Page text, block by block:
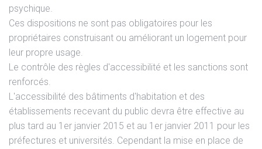
psychique.
Ces dispositions ne sont pas obligatoires pour les
propriétaires construisant ou améliorant un logement pour
leur propre usage.
Le contrôle des règles d'accessibilité et les sanctions sont
renforcés.
L'accessibilité des bâtiments d'habitation et des
établissements recevant du public devra être effective au
plus tard au 1er janvier 2015 et au 1er janvier 2011 pour les
préfectures et universités. Cependant la mise en place de